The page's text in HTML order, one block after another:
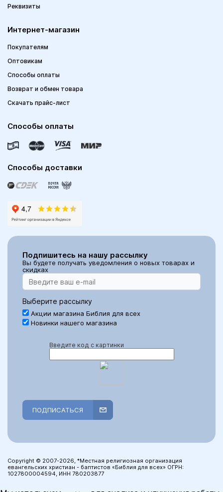
Реквизиты
Интернет-магазин
Покупателям
Оптовикам
Способы оплаты
Возврат и обмен товара
Скачать прайс-лист
Способы оплаты
Способы доставки
Подпишитесь на нашу рассылку
Вы будете получать уведомления о новых товарах и
скидках
Выберите рассылку
Акции магазина Библия для всех
Новинки нашего магазина
Введите код с картинки
ПОДПИСАТЬСЯ
Copyright © 2007-2026, *Местная религиозная организация
евангельских христиан - баптистов «Библия для всех» ОГРН:
1027800004594, ИНН 780203877